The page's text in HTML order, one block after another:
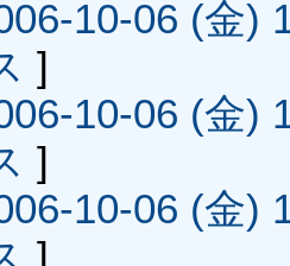
10-06 (金)
]
10-06 (金)
]
10-06 (金)
]